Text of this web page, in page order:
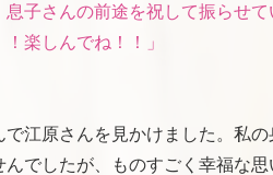
息子さんの前途を祝して振らせ
楽しんでね！！」
で江原さんを見かけました。私
でしたが、ものすごく幸福な